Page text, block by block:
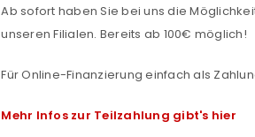
Passwort*
Anmeldeformular
Ab sofort haben Sie bei uns die
unseren Filialen. Bereits ab 100€ möglich!
Für Online-Finanzierung einfach als
Mehr Infos zur Teilzahlung gibt's hier